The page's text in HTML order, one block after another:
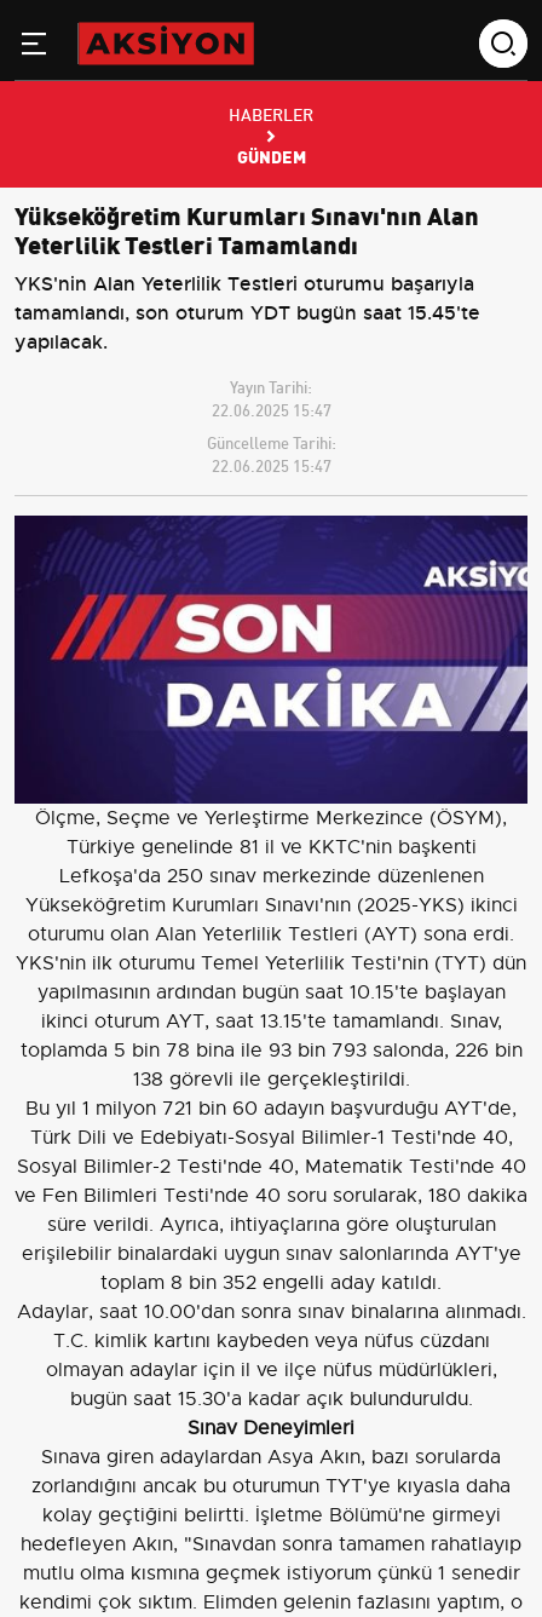
HABERLER
GÜNDEM
Yükseköğretim Kurumları Sınavı'nın Alan
Yeterlilik Testleri Tamamlandı
YKS'nin Alan Yeterlilik Testleri oturumu başarıyla
tamamlandı, son oturum YDT bugün saat 15.45'te
yapılacak.
Yayın Tarihi:
22.06.2025 15:47
Güncelleme Tarihi:
22.06.2025 15:47
Ölçme, Seçme ve Yerleştirme Merkezince (ÖSYM),
Türkiye genelinde 81 il ve KKTC'nin başkenti
Lefkoşa'da 250 sınav merkezinde düzenlenen
Yükseköğretim Kurumları Sınavı'nın (2025-YKS) ikinci
oturumu olan Alan Yeterlilik Testleri (AYT) sona erdi.
YKS'nin ilk oturumu Temel Yeterlilik Testi'nin (TYT) dün
yapılmasının ardından bugün saat 10.15'te başlayan
ikinci oturum AYT, saat 13.15'te tamamlandı. Sınav,
toplamda 5 bin 78 bina ile 93 bin 793 salonda, 226 bin
138 görevli ile gerçekleştirildi.
Bu yıl 1 milyon 721 bin 60 adayın başvurduğu AYT'de,
Türk Dili ve Edebiyatı-Sosyal Bilimler-1 Testi'nde 40,
Sosyal Bilimler-2 Testi'nde 40, Matematik Testi'nde 40
ve Fen Bilimleri Testi'nde 40 soru sorularak, 180 dakika
süre verildi. Ayrıca, ihtiyaçlarına göre oluşturulan
erişilebilir binalardaki uygun sınav salonlarında AYT'ye
toplam 8 bin 352 engelli aday katıldı.
Adaylar, saat 10.00'dan sonra sınav binalarına alınmadı.
T.C. kimlik kartını kaybeden veya nüfus cüzdanı
olmayan adaylar için il ve ilçe nüfus müdürlükleri,
bugün saat 15.30'a kadar açık bulunduruldu.
Sınav Deneyimleri
Sınava giren adaylardan Asya Akın, bazı sorularda
zorlandığını ancak bu oturumun TYT'ye kıyasla daha
kolay geçtiğini belirtti. İşletme Bölümü'ne girmeyi
hedefleyen Akın, "Sınavdan sonra tamamen rahatlayıp
mutlu olma kısmına geçmek istiyorum çünkü 1 senedir
kendimi çok sıktım. Elimden gelenin fazlasını yaptım, o